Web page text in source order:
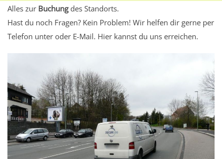
Alles zur Buchungdes Standorts.
Hast du noch Fragen? Kein Problem! Wir helfen dir gerne per
Telefon unter oder E-Mail. Hier kannst du uns erreichen.